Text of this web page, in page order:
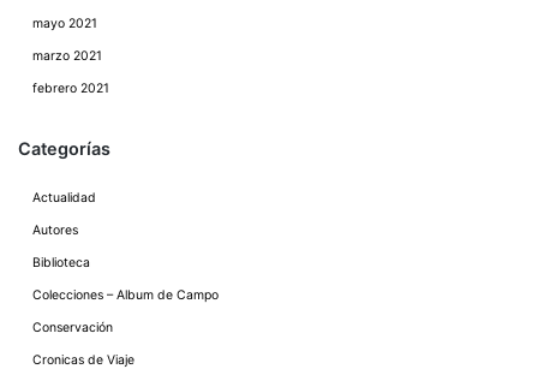
mayo 2021
marzo 2021
febrero 2021
Categorías
Actualidad
Autores
Biblioteca
Colecciones – Album de Campo
Conservación
Cronicas de Viaje